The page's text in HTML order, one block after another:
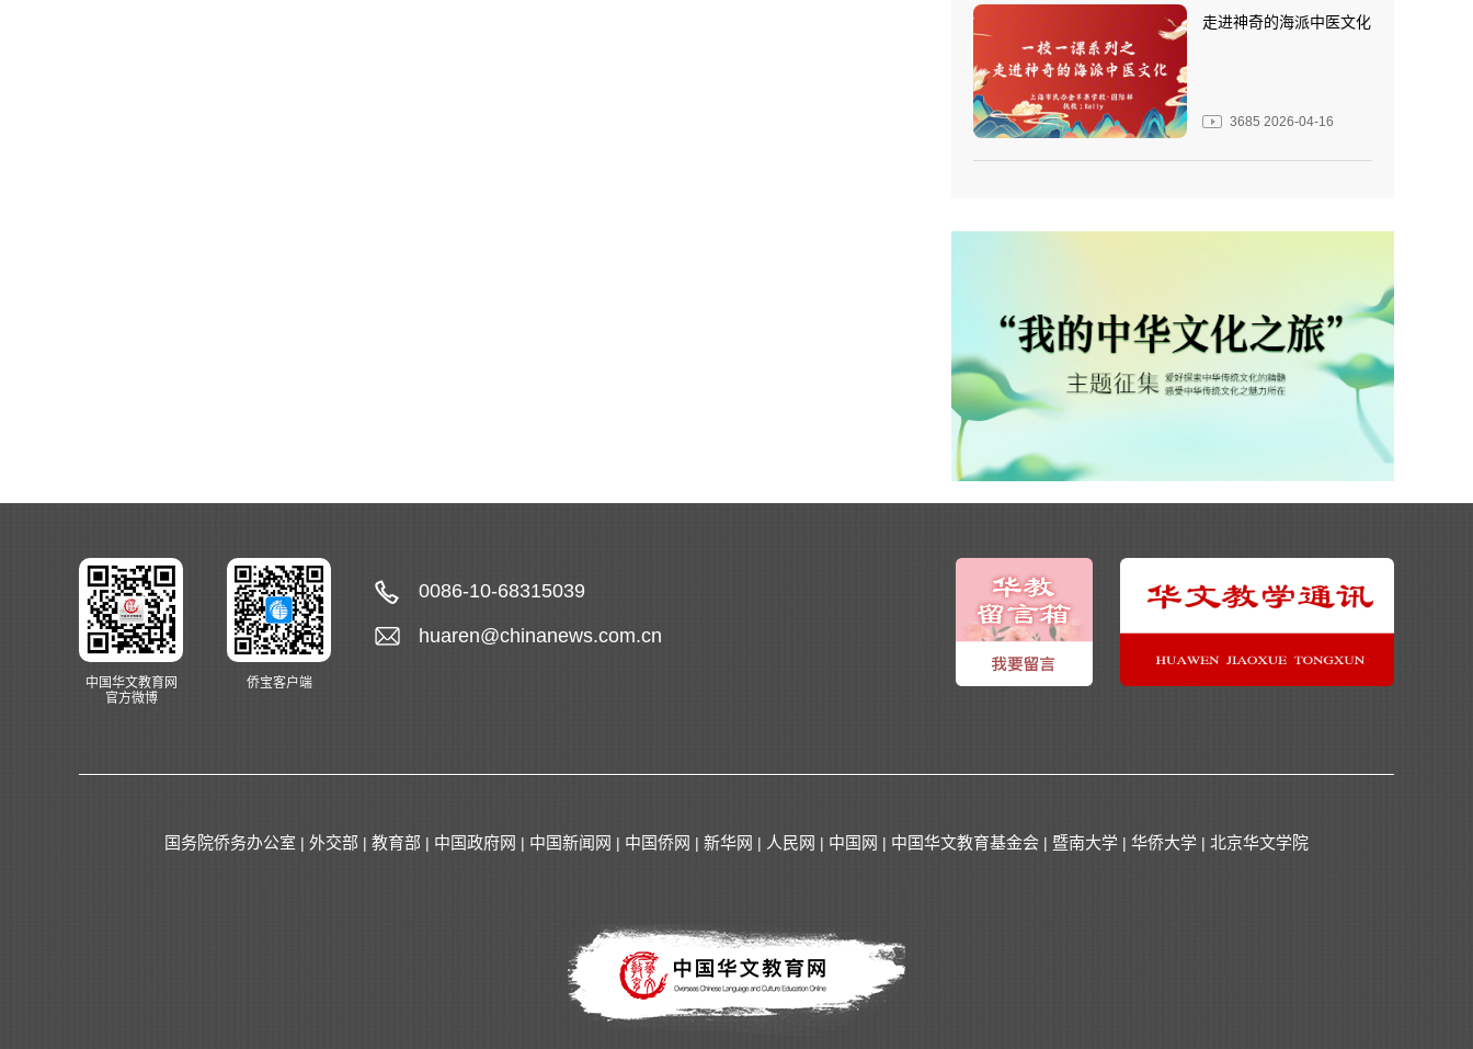
走进神奇的海派中医文化
3685 2026-04-16
中国华文教育网
官方微博
侨宝客户端
0086-10-68315039
huaren@chinanews.com.cn
国务院侨务办公室 | 外交部 | 教育部 | 中国政府网 | 中国新闻网 | 中国侨网 | 新华网 | 人民网 | 中国网 | 中国华文教育基金会 | 暨南大学 | 华侨大学 | 北京华文学院